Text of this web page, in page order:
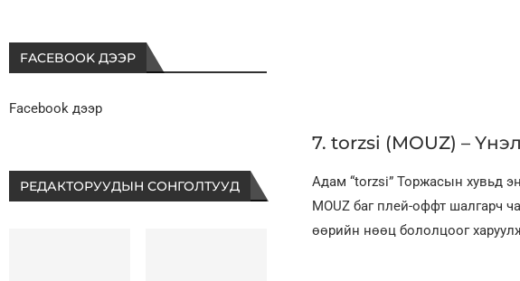
7. torzsi (MOUZ) –
Адам “torzsi” Торжасын хувьд
MOUZ баг плей-оффт шалгарч
өөрийн нөөц бололцоог
FACEBOOK ДЭЭР
Facebook дээр
РЕДАКТОРУУДЫН СОНГОЛТУУД